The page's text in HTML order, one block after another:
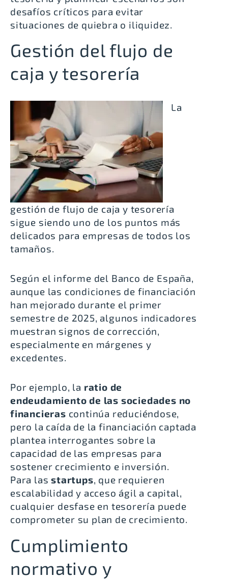
desafíos críticos para evitar
situaciones de quiebra o iliquidez.
Gestión del flujo de
caja y tesorería
La
gestión de flujo de caja y tesorería
sigue siendo uno de los puntos más
delicados para empresas de todos los
tamaños.
Según el informe del Banco de España,
aunque las condiciones de financiación
han mejorado durante el primer
semestre de 2025, algunos indicadores
muestran signos de corrección,
especialmente en márgenes y
excedentes.
Por ejemplo, la ratio de
endeudamiento de las sociedades no
financieras continúa reduciéndose,
pero la caída de la financiación captada
plantea interrogantes sobre la
capacidad de las empresas para
sostener crecimiento e inversión.
Para lasstartups, que requieren
escalabilidad y acceso ágil a capital,
cualquier desfase en tesorería puede
comprometer su plan de crecimiento.
Cumplimiento
normativo y